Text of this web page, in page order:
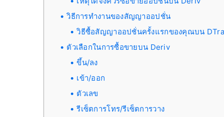
วิธีการทำงานของสัญญาออปชั่น
วิธีซื้อสัญญาออปชั่นครั้งแรกของคุณบน
ตัวเลือกในการซื้อขายบน Deriv
ขึ้น/ลง
เข้า/ออก
ตัวเลข
รีเซ็ตการโทร/รีเซ็ตการวาง